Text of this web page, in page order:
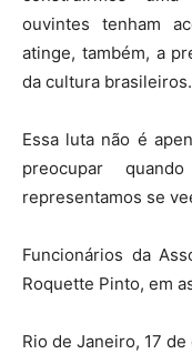
ouvintes tenham
atinge, também, a
da cultura brasileiros.
Essa luta não é
preocupar
representamos se
Funcionários da
Roquette Pinto, em
Rio de Janeiro, 17